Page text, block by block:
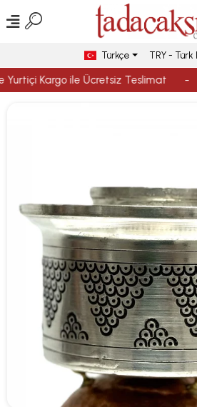
Kargo ile Ücretsiz Teslimat
Türkçe TRY - Türk